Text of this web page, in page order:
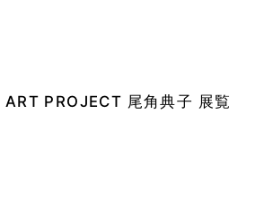
PROJECT 尾角典子 展覧